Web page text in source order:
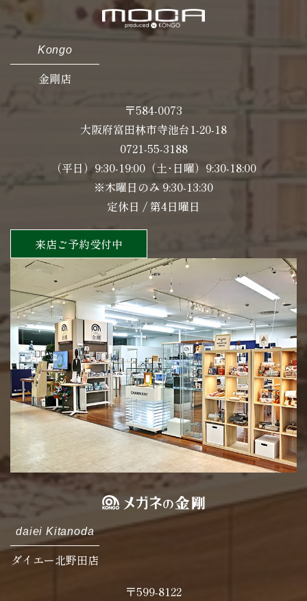
Kongo
金剛店
〒584-0073
大阪府富田林市寺池台1-20-18
0721-55-3188
（平日）9:30-19:00（土･日曜）9:30-18:00
※木曜日のみ 9:30-13:30
定休日 / 第4日曜日
来店ご予約受付中
daiei Kitanoda
ダイエー北野田店
〒599-8122